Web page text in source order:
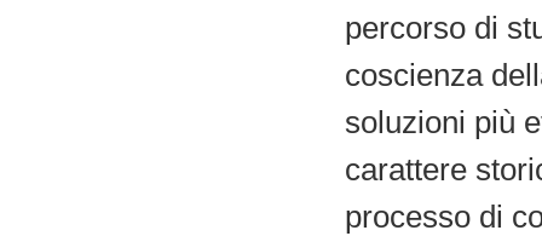
percorso di
coscienza
soluzioni più
carattere
processo di